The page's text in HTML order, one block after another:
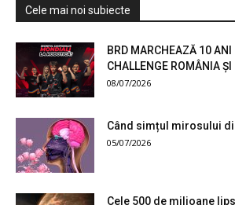
Cele mai noi subiecte
BRD MARCHEAZĂ 10 ANI
CHALLENGE ROMÂNIA
08/07/2026
Când simțul mirosului
05/07/2026
Cele 500 de milioane